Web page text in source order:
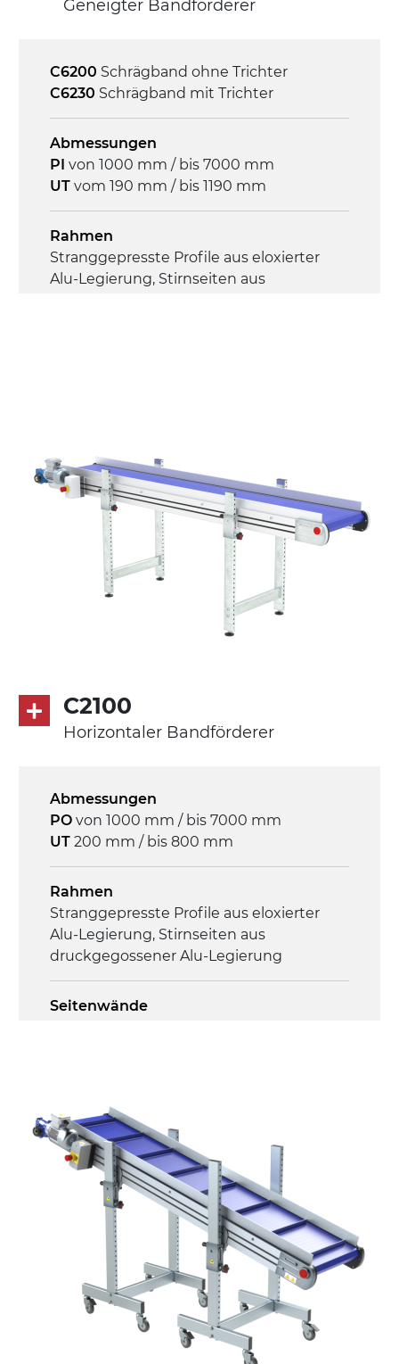
Steuerung
Geneigter Bandförderer
C6200 Schrägband ohne Trichter
C6230 Schrägband mit Trichter
Abmessungen
PI von 1000 mm / bis 7000 mm
UT vom 190 mm / bis 1190 mm
Rahmen
Stranggepresste Profile aus eloxierter
Alu-Legierung, Stirnseiten aus
ausziehbare Elemente mit Scharnieren
aus druckgegossener Alu-Legierung,
Beine aus verzinktem Metallrohr,
Schwenkräder mit/ohne Bremse (2+2)
Förderfläche
PVC Oberfläche viereckig in Petrolgrün
Asynchronmotor für Mehrfachspannung
230/400Vac-50Hz-3Ph
Steuerung
C2100
Horizontaler Bandförderer
Abmessungen
PO von 1000 mm / bis 7000 mm
UT 200 mm / bis 800 mm
Rahmen
Stranggepresste Profile aus eloxierter
Alu-Legierung, Stirnseiten aus
druckgegossener Alu-Legierung
Seitenwände
ausziehbare Elemente aus
druckgegossener Alu-Legierung, Beine
aus verzinktem Metallrohr, Stellfüße
Förderfläche
mit Gliedern aus PP Oberfläche blau